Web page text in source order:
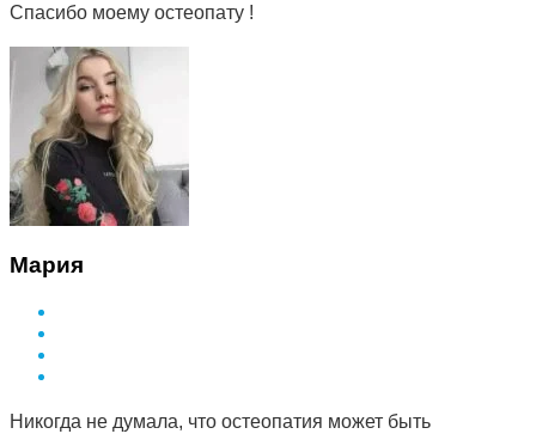
Спасибо моему остеопату !
Мария
Никогда не думала, что остеопатия может быть